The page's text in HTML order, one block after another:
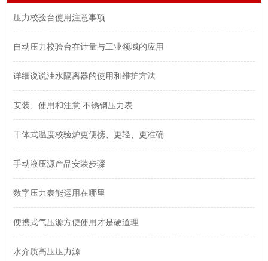
压力校验台使用注意事项
自动压力校验台在计量与工业领域的应用
详细说说油水隔离器的使用和维护方法
安装、使用和注意 不锈钢压力表
干体式温度校验炉更便携、更轻、更准确
手动液压源产品安装步骤
数字压力表能运用在哪里
便携式气压源方便使用才是硬道理
水介质高压压力源